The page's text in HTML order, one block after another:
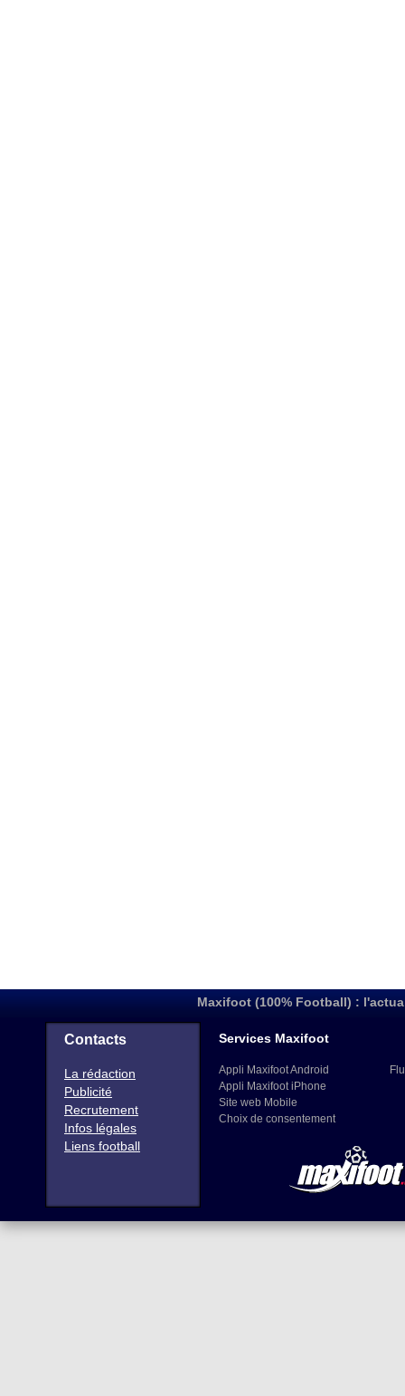
Maxifoot (100% Football) :
Contacts
La rédaction
Publicité
Recrutement
Infos légales
Liens football
Services Maxifoot
Appli Maxifoot Android
Appli Maxifoot iPhone
Site web Mobile
Choix de consentement